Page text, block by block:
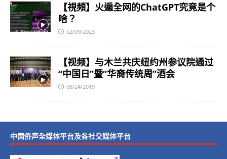
【視頻】火遍全网的ChatGPT究竟是个
啥？
02/09/2023
【视频】与木兰共庆纽约州参议院通过
“中国日”暨“华裔传统周”酒会
08/24/2019
中国侨声全媒体平台及各社交媒体平台